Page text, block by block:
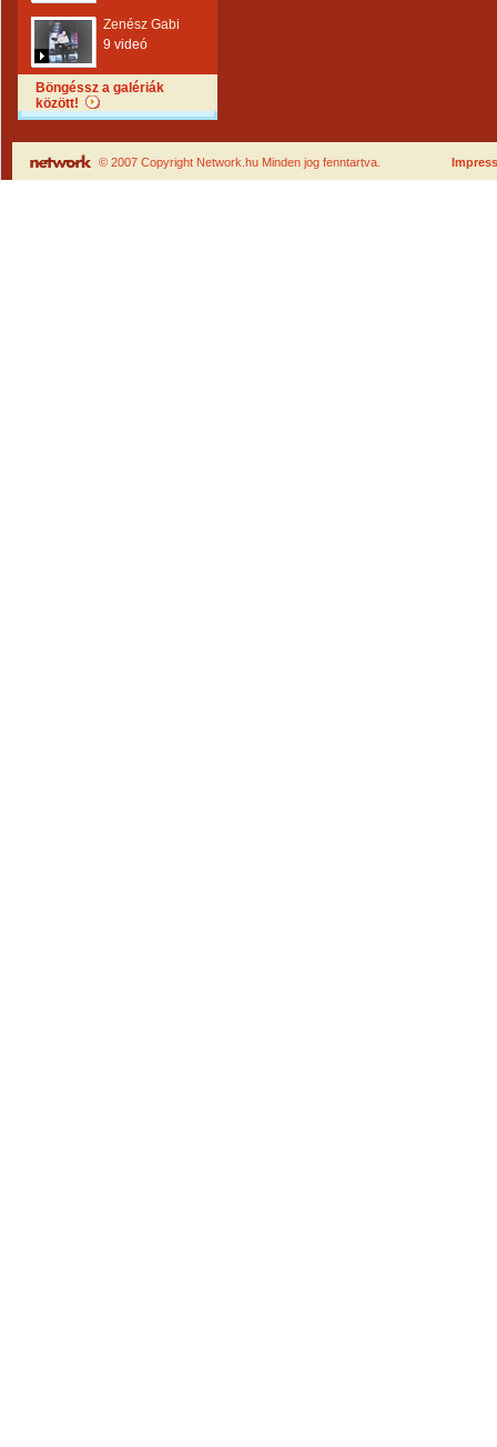
Zenész Gabi
9 videó
Böngéssz a galériák
között!
© 2007 Copyright Network.hu Minden jog fenntartva.